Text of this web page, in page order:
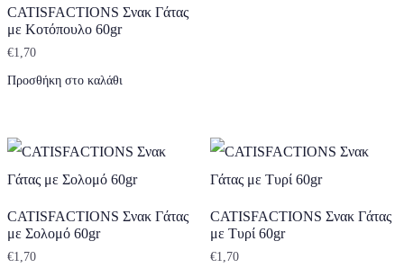
CATISFACTIONS Σνακ Γάτας
με Κοτόπουλο 60gr
€1,70
Προσθήκη στο καλάθι
CATISFACTIONS Σνακ Γάτας
με Σολομό 60gr
€1,70
CATISFACTIONS Σνακ Γάτας
με Τυρί 60gr
€1,70